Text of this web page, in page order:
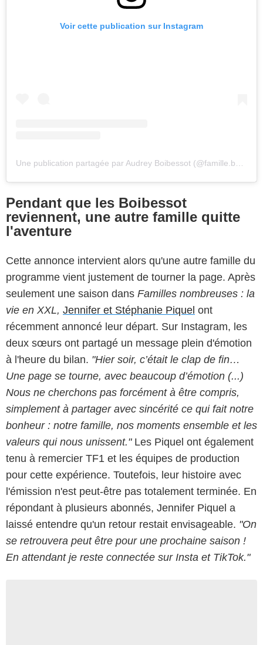
Voir cette publication sur Instagram
Une publication partagée par Audrey Boibessot (@famille.boibessot)
Pendant que les Boibessot
reviennent, une autre famille quitte
l'aventure
Cette annonce intervient alors qu'une autre famille du
programme vient justement de tourner la page. Après
seulement une saison dans Familles nombreuses : la
vie en XXL, Jennifer et Stéphanie Piquel ont
récemment annoncé leur départ. Sur Instagram, les
deux sœurs ont partagé un message plein d'émotion
à l'heure du bilan. "Hier soir, c’était le clap de fin…
Une page se tourne, avec beaucoup d’émotion (...)
Nous ne cherchons pas forcément à être compris,
simplement à partager avec sincérité ce qui fait notre
bonheur : notre famille, nos moments ensemble et les
valeurs qui nous unissent." Les Piquel ont également
tenu à remercier TF1 et les équipes de production
pour cette expérience. Toutefois, leur histoire avec
l'émission n'est peut-être pas totalement terminée. En
répondant à plusieurs abonnés, Jennifer Piquel a
laissé entendre qu'un retour restait envisageable. "On
se retrouvera peut être pour une prochaine saison !
En attendant je reste connectée sur Insta et TikTok."